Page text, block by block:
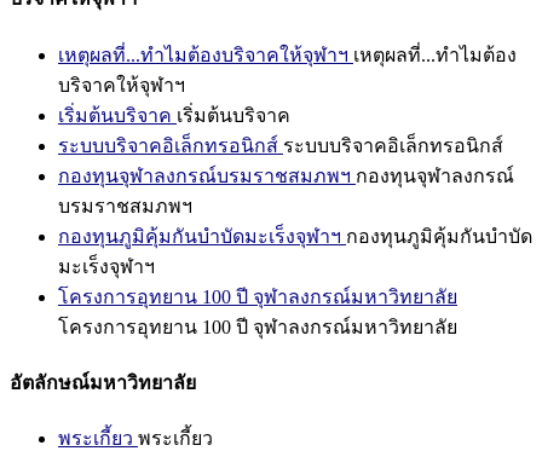
เหตุผลที่...ทำไมต้องบริจาคให้จุฬาฯ เหตุผลที่...ทำไมต้อง
บริจาคให้จุฬาฯ
เริ่มต้นบริจาค เริ่มต้นบริจาค
ระบบบริจาคอิเล็กทรอนิกส์ ระบบบริจาคอิเล็กทรอนิกส์
กองทุนจุฬาลงกรณ์บรมราชสมภพฯ กองทุนจุฬาลงกรณ์
บรมราชสมภพฯ
กองทุนภูมิคุ้มกันบำบัดมะเร็งจุฬาฯ กองทุนภูมิคุ้มกันบำบัด
มะเร็งจุฬาฯ
โครงการอุทยาน 100 ปี จุฬาลงกรณ์มหาวิทยาลัย
โครงการอุทยาน 100 ปี จุฬาลงกรณ์มหาวิทยาลัย
อัตลักษณ์มหาวิทยาลัย
พระเกี้ยว พระเกี้ยว